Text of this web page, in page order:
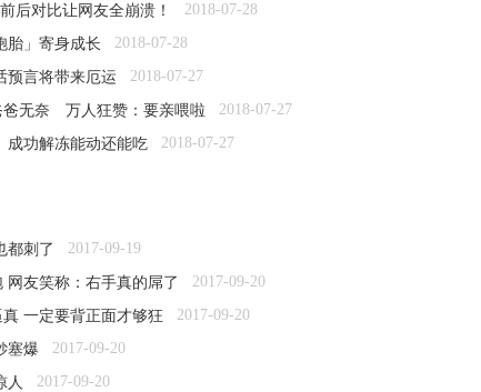
后对比让网友全崩溃！ 2018-07-28
胎」寄身成长 2018-07-28
预言将带来厄运 2018-07-27
爸无奈 万人狂赞：要亲喂啦 2018-07-27
成功解冻能动还能吃 2018-07-27
都刺了 2017-09-19
友笑称：右手真的屌了 2017-09-20
一定要背正面才够狂 2017-09-20
塞爆 2017-09-20
人 2017-09-20